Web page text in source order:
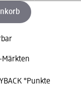
°Punkte